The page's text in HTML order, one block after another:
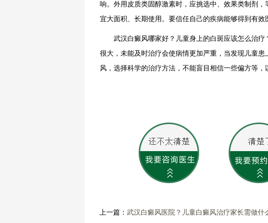
响。外用皮质类固醇激素时，应挑选中、效果类制剂
宜大面积、长期使用。要信任自己的疾病能够得到有效
武汉白癜风哪家好？儿童身上的白斑应该怎么治疗
很大，未能及时治疗会使病情更加严重，当发现儿童
风，选择科学的治疗方法，不能盲目相信一些偏方等，
上一篇： 武汉白癜风医院？儿童白癜风治疗家长需做什